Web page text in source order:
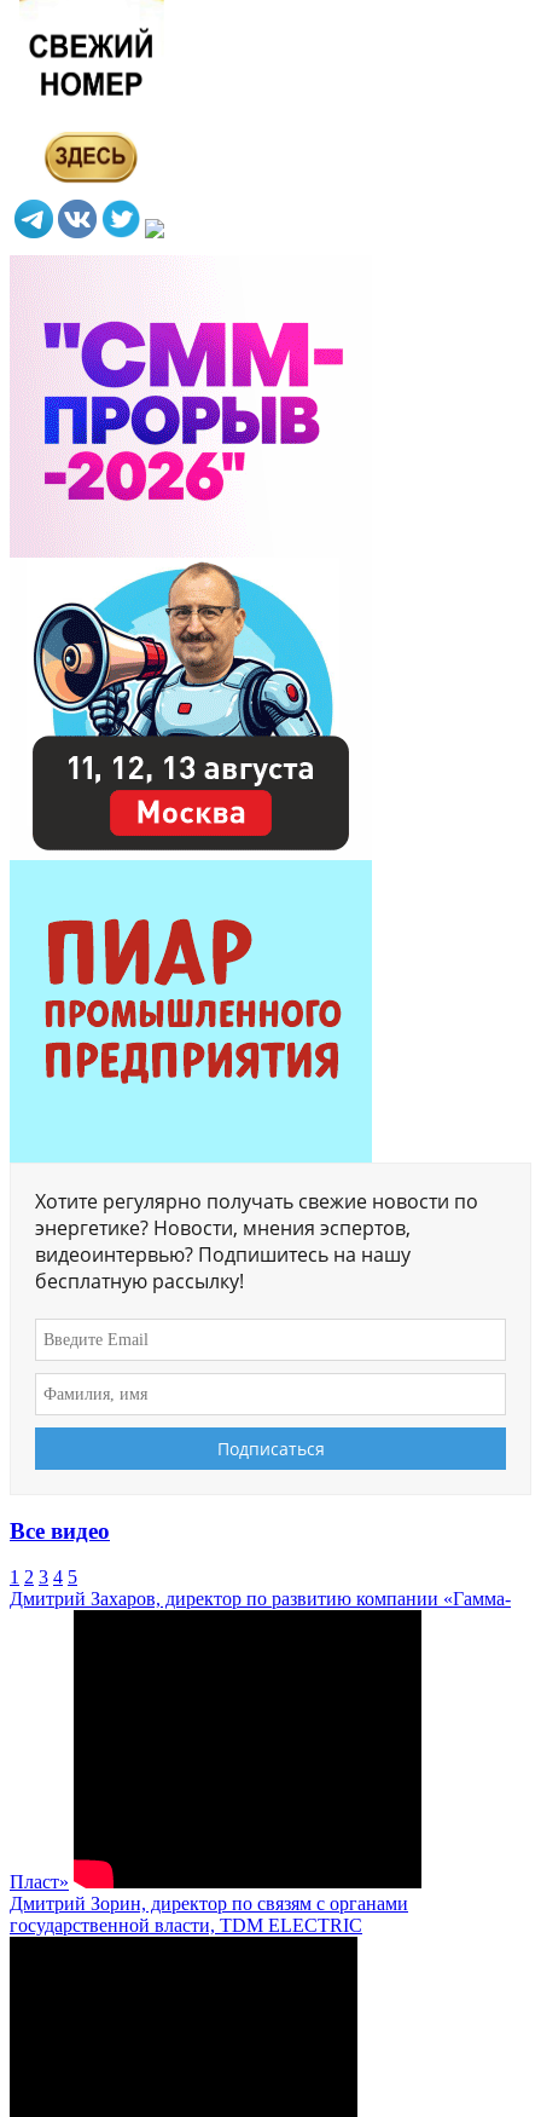
Хотите регулярно получать свежие новости по
энергетике? Новости, мнения эспертов,
видеоинтервью? Подпишитесь на нашу
бесплатную рассылку!
Все видео
1 2 3 4 5
Дмитрий Захаров, директор по развитию компании «Гамма-
Пласт»
Дмитрий Зорин, директор по связям с органами
государственной власти, TDM ELECTRIC